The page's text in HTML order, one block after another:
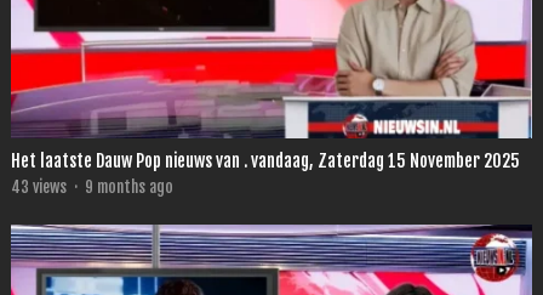
Het laatste Dauw Pop nieuws van . vandaag, Zaterdag 15 November 2025
43 views · 9 months ago